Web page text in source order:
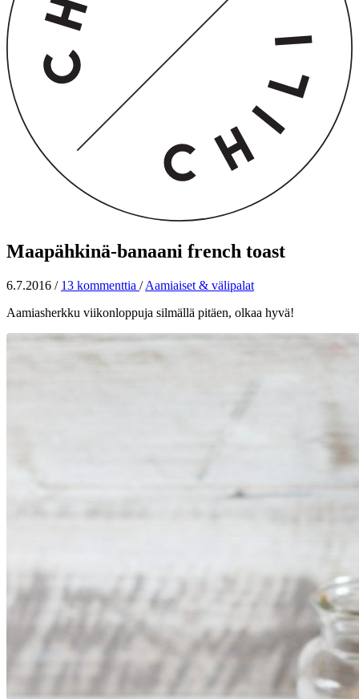
Maapähkinä-banaani french toast
6.7.2016 / 13 kommenttia / Aamiaiset & välipalat
Aamiasherkku viikonloppuja silmällä pitäen, olkaa hyvä!